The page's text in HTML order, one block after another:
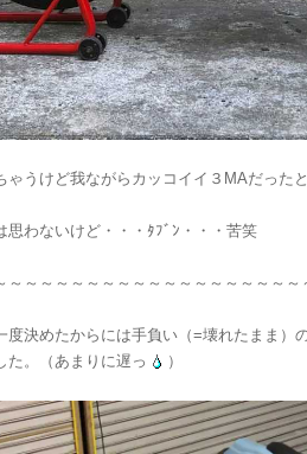
ゃうけど我ながらカッコイイ３MAだったと
思わないけど・・・ﾀﾌﾞﾝ・・・苦笑
～～～～～～～～～～～～～～～～～～
度決めたからには手負い（=壊れたまま）
た。（あまりに遅っ
）